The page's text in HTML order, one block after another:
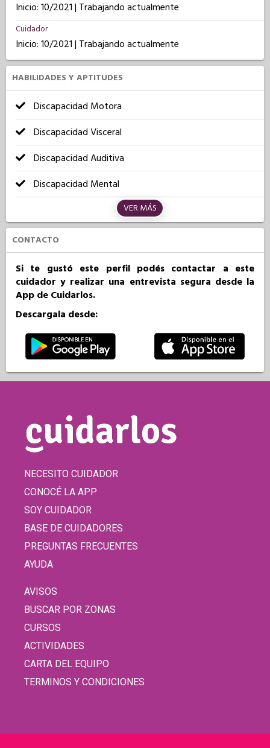
Inicio: 10/2021 | Trabajando actualmente
Cuidador
Inicio: 10/2021 | Trabajando actualmente
HABILIDADES Y APTITUDES
Discapacidad Motora
Discapacidad Visceral
Discapacidad Auditiva
Discapacidad Mental
VER MÁS
CONTACTO
Si te gustó este perfil podés contactar a este
cuidador y realizar una entrevista segura desde la
App de Cuidarlos.
Descargala desde:
NECESITO CUIDADOR
CONOCÉ LA APP
SOY CUIDADOR
BASE DE CUIDADORES
PREGUNTAS FRECUENTES
AYUDA
AVISOS
BUSCAR POR ZONAS
CURSOS
ACTIVIDADES
CARTA DEL EQUIPO
TERMINOS Y CONDICIONES